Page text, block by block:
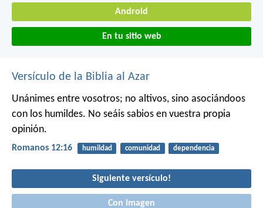
Android
En tu sitio web
Versículo de la Biblia al Azar
Unánimes entre vosotros; no altivos, sino asociándoos
con los humildes. No seáis sabios en vuestra propia
opinión.
Romanos 12:16 humildad comunidad dependencia
Siguiente versículo!
Con imagen